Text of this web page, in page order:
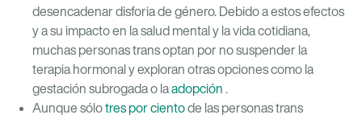
desencadenar disforia de género. Debido a estos efectos
y a su impacto en la salud mental y la vida cotidiana,
muchas personas trans optan por no suspender la
terapia hormonal y exploran otras opciones como la
gestación subrogada o laadopción .
Aunque sólotres por cientode las personas trans